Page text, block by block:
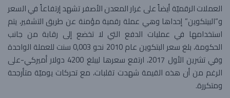
العملات الرقميّة أيضاً على غرار المعدن الأصفر تشهد إرتفاعاً في السعر
و”البيتكوين” إحداها وهي عملة رقمية مؤمنة عن طريق التشفير، يتم
استخدامها في عمليات الدفع التي لا تخضع إلى رقابة من جانب
الحكومة، بلغ سعر البتكوين عام 2010 نحو 0,003 سنت للعملة الواحدة
وفي تشرين الأول 2017، ارتفع سعرها ليبلغ 4200 دولار أميركي-على
الرغم من أن هذه القيمة شهدت تقلبات، مع تحركات يوميّة متأرجحة
ومتكررة.